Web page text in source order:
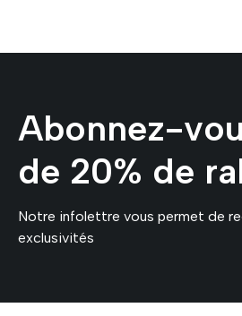
Abonnez-
de 20% de
Notre infolettre vous permet de
exclusivités